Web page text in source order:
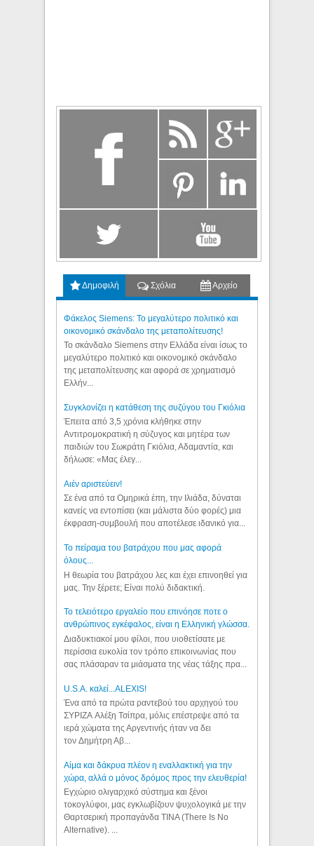
Δημοφιλή Σχόλια Αρχείο
Φάκελος Siemens: Το μεγαλύτερο πολιτικό και
οικονομικό σκάνδαλο της μεταπολίτευσης!
Το σκάνδαλο Siemens στην Ελλάδα είναι ίσως το
μεγαλύτερο πολιτικό και οικονομικό σκάνδαλο
της μεταπολίτευσης και αφορά σε χρηματισμό
Ελλήν...
Συγκλονίζει η κατάθεση της συζύγου του Γκιόλια
Έπειτα από 3,5 χρόνια κλήθηκε στην
Αντιτρομοκρατική η σύζυγος και μητέρα των
παιδιών του Σωκράτη Γκιόλια, Αδαμαντία, και
δήλωσε: «Μας έλεγ...
Aιέν αριστεύειν!
Σε ένα από τα Ομηρικά έπη, την Ιλιάδα, δύναται
κανείς να εντοπίσει (και μάλιστα δύο φορές) μια
έκφραση-συμβουλή που αποτέλεσε ιδανικό για...
Το πείραμα του βατράχου που μας αφορά
όλους...
Η θεωρία του βατράχου λες και έχει επινοηθεί για
μας. Την ξέρετε; Είναι πολύ διδακτική.
Το τελειότερο εργαλείο που επινόησε ποτε ο
ανθρώπινος εγκέφαλος, είναι η Ελληνική γλώσσα.
Διαδυκτιακοί μου φίλοι, που υιοθετίσατε με
περίσσια ευκολία τον τρόπο επικοινωνίας που
σας πλάσαραν τα μιάσματα της νέας τάξης πρα...
U.S.A. καλεί...ALEXIS!
Ένα από τα πρώτα ραντεβού του αρχηγού του
ΣΥΡΙΖΑ Αλέξη Τσίπρα, μόλις επέστρεψε από τα
ιερά χώματα της Αργεντινής ήταν να δει
τον Δημήτρη Αβ...
Αίμα και δάκρυα πλέον η εναλλακτική για την
χώρα, αλλά ο μόνος δρόμος προς την ελευθερία!
Εγχώριο ολιγαρχικό σύστημα και ξένοι
τοκογλύφοι, μας εγκλωβίζουν ψυχολογικά με την
Θαρτσερική προπαγάνδα TINA (There Is No
Alternative). ...